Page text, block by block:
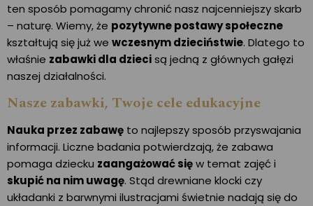
ten sposób pomagamy chronić nasz najcenniejszy skarb
– naturę. Wiemy, że pozytywne postawy społeczne
kształtują się już we wczesnym dzieciństwie. Dlatego to
właśnie zabawki dla dziecisą jedną z głównych gałęzi
naszej działalności.
Nasze zabawki, Twoje cele edukacyjne
Nauka przez zabawę to najlepszy sposób przyswajania
informacji. Liczne badania potwierdzają, że zabawa
pomaga dziecku zaangażować sięw temat zajęć i
skupić na nim uwagę. Stąd drewniane klocki czy
układanki z barwnymi ilustracjami świetnie nadają się do